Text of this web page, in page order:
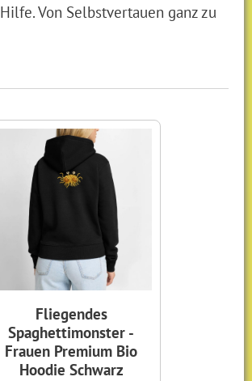
Von Selbstvertauen ganz zu
Fliegendes
Spaghettimonster -
Frauen Premium Bio
Hoodie Schwarz